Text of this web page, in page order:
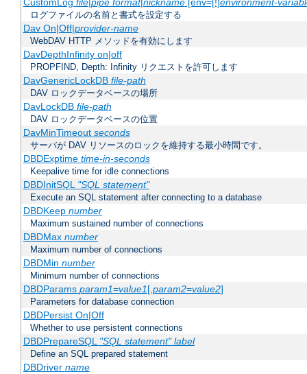
CustomLog file| pipe format|nickname[env=[!] environment-
ログファイルの名前と書式を設定する
Dav On|Off|provider-name
WebDAV HTTP メソッドを有効にします
DavDepthInfinity on|off
PROPFIND, Depth: Infinity リクエストを許可します
DavGenericLockDB file-path
DAV ロックデータベースの場所
DavLockDB file-path
DAV ロックデータベースの位置
DavMinTimeout seconds
サーバが DAV リソースのロックを維持する最小時間です。
DBDExptime time-in-seconds
Keepalive time for idle connections
DBDInitSQL "SQL statement"
Execute an SQL statement after connecting to a database
DBDKeep number
Maximum sustained number of connections
DBDMax number
Maximum number of connections
DBDMin number
Minimum number of connections
DBDParams param1=value1[,param2=value2]
Parameters for database connection
DBDPersist On|Off
Whether to use persistent connections
DBDPrepareSQL "SQL statement" label
Define an SQL prepared statement
DBDriver name